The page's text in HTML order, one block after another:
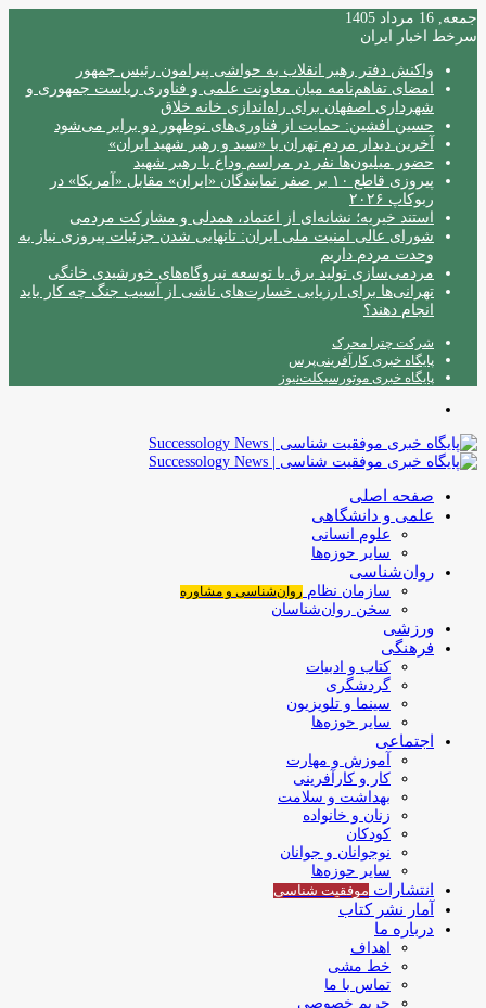
جمعه, 16 مرداد 1405
سرخط اخبار ایران
واکنش دفتر رهبر انقلاب به حواشی پیرامون رئیس جمهور
امضای تفاهم‌نامه میان معاونت علمی و فناوری ریاست جمهوری و
شهرداری اصفهان برای راه‌اندازی خانه خلاق
حسین افشین: حمایت از فناوری‌های نوظهور دو برابر می‌شود
آخرین دیدار مردم تهران با «سید و رهبر شهید ایران»
حضور میلیون‌ها نفر در مراسم وداع با رهبر شهید
پیروزی قاطع ۱۰ بر صفر نمایندگان «ایران» مقابل «آمریکا» در
ربوکاپ ۲۰۲۶
استند خیریه؛ نشانه‌ای از اعتماد، همدلی و مشارکت مردمی
شورای عالی امنیت ملی ایران: تانهایی شدن جزئیات پیروزی نیاز به
وحدت مردم داریم
مردمی‌سازی تولید برق با توسعه نیروگاه‌های خورشیدی خانگی
تهرانی‌ها برای ارزیابی خسارت‌های ناشی از آسیب جنگ چه کار باید
انجام دهند؟
شرکت چترا محرک
پایگاه خبری کارآفرینی‌پرس
پایگاه خبری موتورسیکلت‌نیوز
صفحه اصلی
علمی و دانشگاهی
علوم انسانی
سایر حوزه‌ها
روان‌شناسی
سازمان نظام روان‌شناسی و مشاوره
سخن روان‌شناسان
ورزشی
فرهنگی
کتاب و ادبیات
گردشگری
سینما و تلویزیون
سایر حوزه‌ها
اجتماعی
آموزش و مهارت
کار و کارآفرینی
بهداشت و سلامت
زنان و خانواده
کودکان
نوجوانان و جوانان
سایر حوزه‌ها
انتشارات موفقیت‌ شناسی
آمار نشر کتاب
درباره ما
اهداف
خط مشی
تماس با ما
حریم خصوصی